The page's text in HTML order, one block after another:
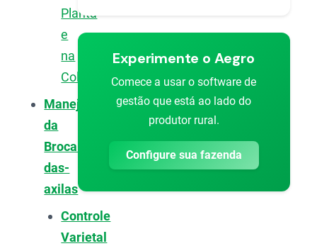
Planta
e
na
Colheita
Manejo
da
Broca-
das-
axilas
Controle
Varietal
Experimente o Aegro
Comece a usar o software de
gestão que está ao lado do
produtor rural.
Configure sua fazenda